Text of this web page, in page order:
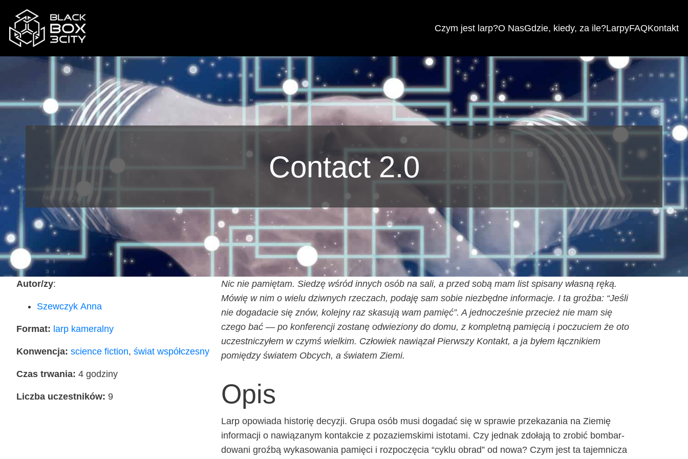
Czym jest larp?O NasGdzie, kiedy, za ile?LarpyFAQKontakt
Contact 2.0
Autor/zy:
Szew­czyk Anna
For­mat: larp kame­ral­ny
Kon­wen­cja: scien­ce fic­tion, świat współ­cze­sny
Czas trwa­nia: 4 godzi­ny
Licz­ba uczest­ni­ków: 9
Nic nie pamię­tam. Sie­dzę wśród innych osób na sali, a przed sobą mam list spi­sa­ny wła­sną ręką.
Mówię w nim o wie­lu dziw­nych rze­czach, poda­ję sam sobie nie­zbęd­ne infor­ma­cje. I ta groź­ba: “Jeśli
nie doga­da­cie się znów, kolej­ny raz ska­su­ją wam pamięć”. A jed­no­cze­śnie prze­cież nie mam się
cze­go bać — po kon­fe­ren­cji zosta­nę odwie­zio­ny do domu, z kom­plet­ną pamię­cią i poczu­ciem że oto
uczest­ni­czy­łem w czymś wiel­kim. Czło­wiek nawią­zał Pierw­szy Kon­takt, a ja byłem łącz­ni­kiem
pomię­dzy świa­tem Obcych, a świa­tem Ziemi.
Opis
Larp opo­wia­da histo­rię decy­zji. Gru­pa osób musi doga­dać się w spra­wie prze­ka­za­nia na Zie­mię
infor­ma­cji o nawią­za­nym kon­tak­cie z poza­ziem­ski­mi isto­ta­mi. Czy jed­nak zdo­ła­ją to zro­bić bom­bar­
do­wa­ni groź­bą wyka­so­wa­nia pamię­ci i roz­po­czę­cia “cyklu obrad” od nowa? Czym jest ta tajem­ni­cza